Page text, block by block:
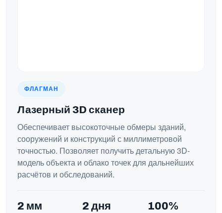
ФЛАГМАН
Лазерный 3D сканер
Обеспечивает высокоточные обмеры зданий,
сооружений и конструкций с миллиметровой
точностью. Позволяет получить детальную 3D-
модель объекта и облако точек для дальнейших
расчётов и обследований.
2 мм 2 дня 100%